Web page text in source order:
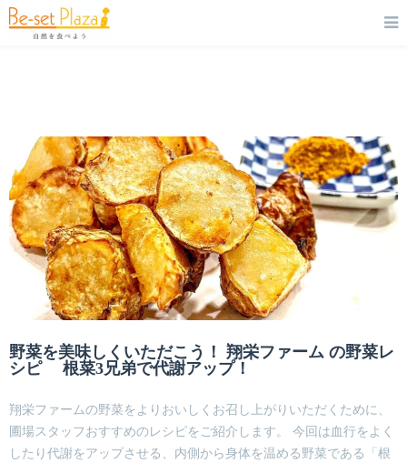
野菜を美味しくいただこう！ 翔栄ファーム の野菜レ
シピ 根菜3兄弟で代謝アップ！
翔栄ファームの野菜をよりおいしくお召し上がりいただくために、
圃場スタッフおすすめのレシピをご紹介します。 今回は血行をよく
したり代謝をアップさせる、内側から身体を温める野菜である「根